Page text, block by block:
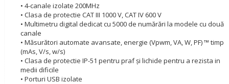
• 4-canale izolate 200MHz
• Clasa de protectie CAT III 1000 V, CAT IV 600 V
• Multimetru digital dedicat cu 5000 de numărări la modele cu două
canale
• Măsurători automate avansate, energie (Vpwm, VA, W, PF) ™ timp
(mAs, V/s, w/s)
• Clasa de protectie IP-51 pentru praf şi lichide pentru a rezista in
medii dificile
• Porturi USB izolate